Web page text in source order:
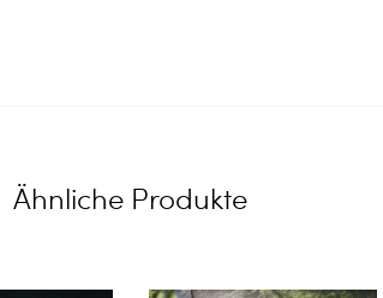
Ähnliche Produkte